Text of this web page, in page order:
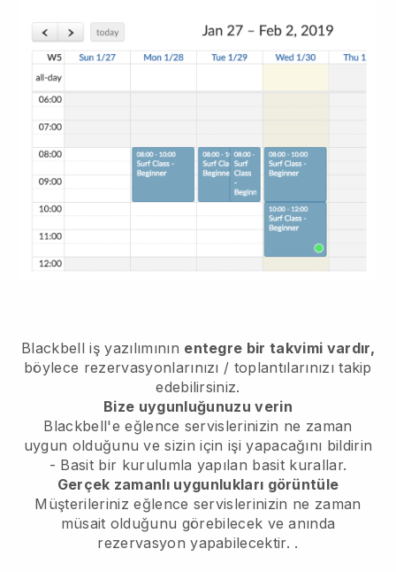
Blackbell iş yazılımının entegre bir takvimi vardır,
böylece rezervasyonlarınızı / toplantılarınızı takip
edebilirsiniz.
Bize uygunluğunuzu verin
Blackbell'e eğlence servislerinizin ne zaman
uygun olduğunu ve sizin için işi yapacağını bildirin
- Basit bir kurulumla yapılan basit kurallar.
Gerçek zamanlı uygunlukları görüntüle
Müşterileriniz eğlence servislerinizin ne zaman
müsait olduğunu görebilecek ve anında
rezervasyon yapabilecektir. .